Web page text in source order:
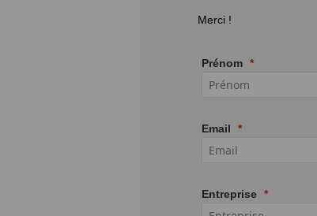
Merci !
Prénom
Email
Entreprise